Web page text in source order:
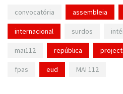
convocatória assembleia
internacional surdos
mai112 república
fpas eud MAI 112